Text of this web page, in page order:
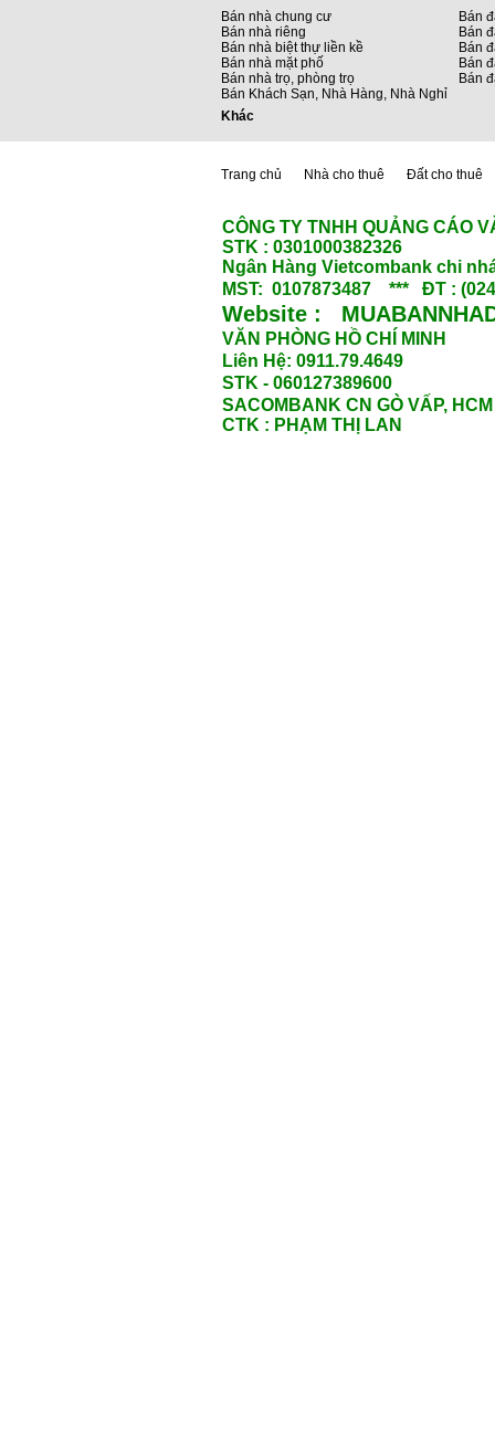
Bán nhà chung cư
Bán nhà riêng
Bán nhà biệt thự liền kề
Bán nhà mặt phố
Bán nhà trọ, phòng trọ
Bán Khách Sạn, Nhà Hàng, Nhà Nghỉ
Bán
Bán
Bán
Bán
Bán
Khác
Trang chủ Nhà cho thuê Đất cho thuê
CÔNG TY TNHH QUẢNG CÁO
STK : 0301000382326
Ngân Hàng Vietcombank chi
MST: 0107873487 *** ĐT :
Website :
VĂN PHÒNG HỒ CHÍ MINH
Liên Hệ: 0911.79.4649
STK - 060127389600
SACOMBANK CN GÒ VẤP, HCM
CTK : PHẠM THỊ LAN